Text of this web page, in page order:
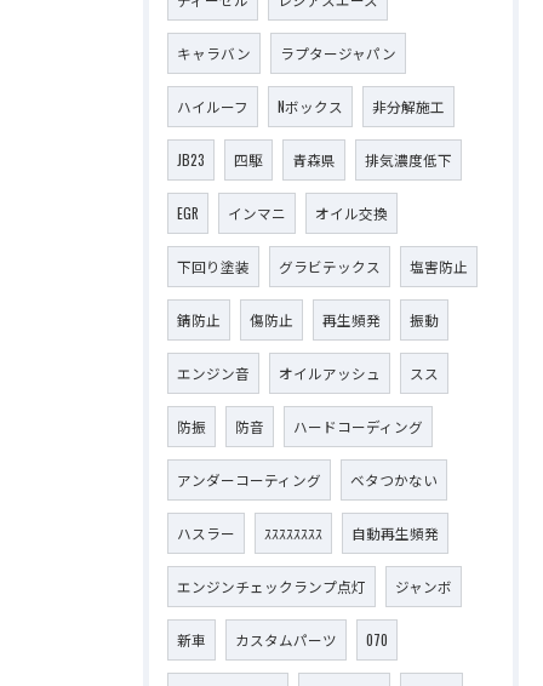
キャラバン ラプタージャパン
ハイルーフ Nボックス 非分解施工
JB23 四駆 青森県 排気濃度低下
EGR インマニ オイル交換
下回り塗装 グラビテックス 塩害防止
錆防止 傷防止 再生頻発 振動
エンジン音 オイルアッシュ スス
防振 防音 ハードコーディング
アンダーコーティング ベタつかない
ハスラー ｽｽｽｽｽｽｽｽ 自動再生頻発
エンジンチェックランプ点灯 ジャンボ
新車 カスタムパーツ 070